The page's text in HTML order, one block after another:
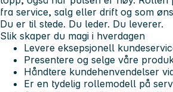
fra service, salg eller drift og som
Du er til stede. Du leder. Du leverer.
Slik skaper du magi i hverdagen
Levere eksepsjonell
Presentere og selge våre
Håndtere kundehenvendelser
Er en tydelig rollemodell på